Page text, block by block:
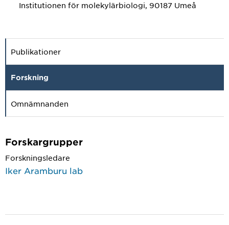
Institutionen för molekylärbiologi, 90187 Umeå
Publikationer
Forskning
Omnämnanden
Forskargrupper
Forskningsledare
Iker Aramburu lab